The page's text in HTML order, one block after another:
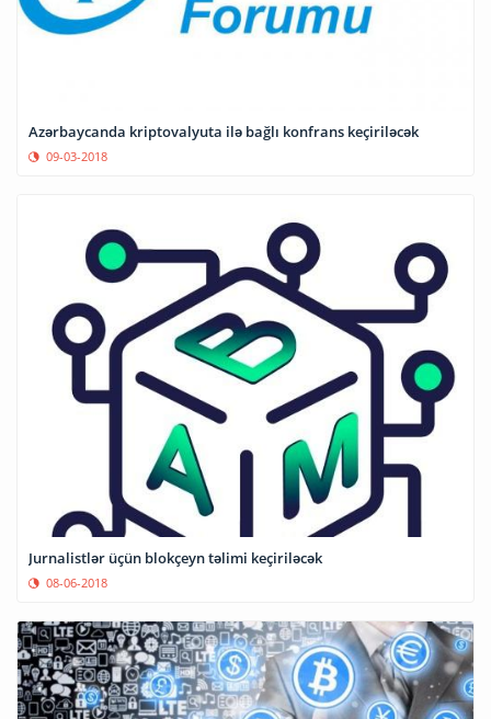
Azərbaycanda kriptovalyuta ilə bağlı konfrans keçiriləcək
09-03-2018
Jurnalistlər üçün blokçeyn təlimi keçiriləcək
08-06-2018